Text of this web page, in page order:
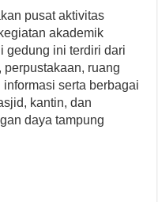
pusat aktivitas
akademik
gedung ini terdiri dari
perpustakaan, ruang
serta berbagai
kantin, dan
daya tampung